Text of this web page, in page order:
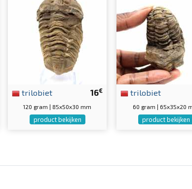
16€
trilobiet
120 gram | 85x50x30 mm
product bekijken
trilobiet
60 gram | 65x35x20
product bekijken